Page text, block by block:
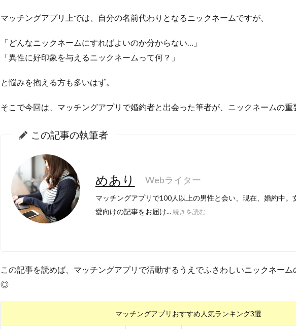
マッチングアプリ上では、自分の名前代わりとなるニックネームですが、
「どんなニックネームにすればよいのか分からない…」
「異性に好印象を与えるニックネームって何？」
と悩みを抱える方も多いはず。
そこで今回は、マッチングアプリで婚約者と出会った筆者が、ニックネームの重
この記事の執筆者
めあり Webライター
マッチングアプリで100人以上の男性と会い、現在、婚約中。
愛向けの記事をお届け... 続きを読む
この記事を読めば、マッチングアプリで活動するうえでふさわしいニックネー
◎
マッチングアプリおすすめ人気ランキング3選